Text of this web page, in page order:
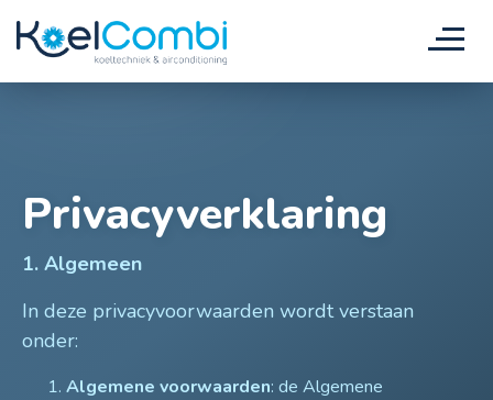
Privacyverklaring
1. Algemeen
In deze privacyvoorwaarden wordt verstaan
onder:
Algemene voorwaarden: de Algemene